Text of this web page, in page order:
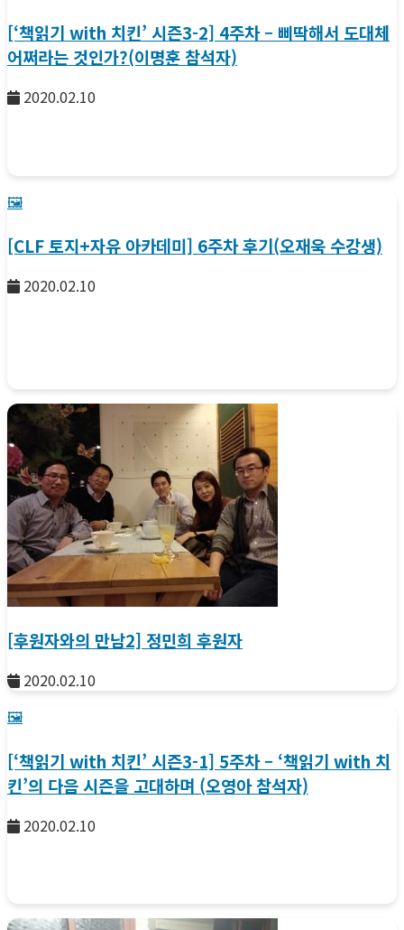
[‘책읽기 with 치킨’ 시즌3-2] 4주차 – 삐딱해서 도대체
어쩌라는 것인가?(이명훈 참석자)
2020.02.10
🖼️
[CLF 토지+자유 아카데미] 6주차 후기(오재욱 수강생)
2020.02.10
[후원자와의 만남2] 정민희 후원자
2020.02.10
🖼️
[‘책읽기 with 치킨’ 시즌3-1] 5주차 – ‘책읽기 with 치
킨’의 다음 시즌을 고대하며 (오영아 참석자)
2020.02.10